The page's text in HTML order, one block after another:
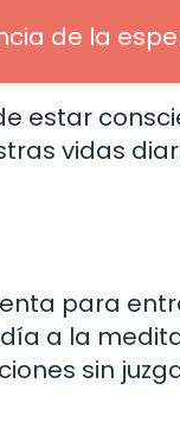
de la
estar
vidas
para
a la
sin